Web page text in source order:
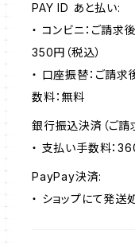
PAY ID あと払い:
・ コンビニ：ご請求
350円（税込）
・ 口座振替：ご請
数料：無料
銀行振込決済（ご請
・ 支払い手数料：
PayPay決済:
・ ショップにて発送